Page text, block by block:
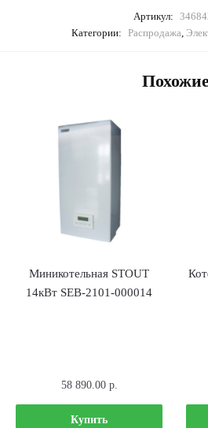
Артикул:
Категории: Распродажа
Миникотельная STOUT
14кВт SEB-2101-000014
58 890.00 р.
Купить